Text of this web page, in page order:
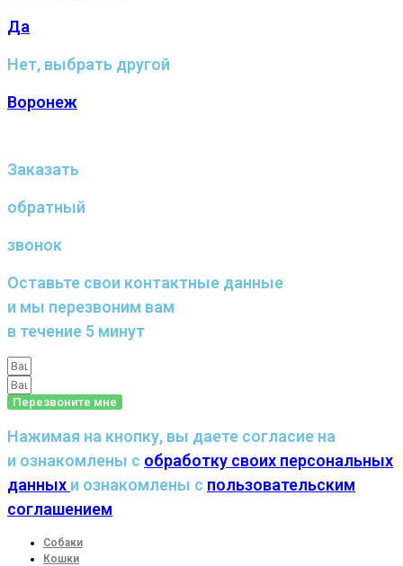
Да
Нет, выбрать другой
Воронеж
Заказать
обратный
звонок
Оставьте свои контактные данные
и мы перезвоним вам
в течение 5 минут
Перезвоните мне
Нажимая на кнопку, вы даете согласие на
и ознакомлены с обработку своих персональных
данных и ознакомлены с пользовательским
соглашением
Собаки
Кошки